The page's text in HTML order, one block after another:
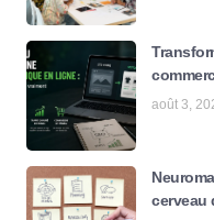
août 3,
cerveau